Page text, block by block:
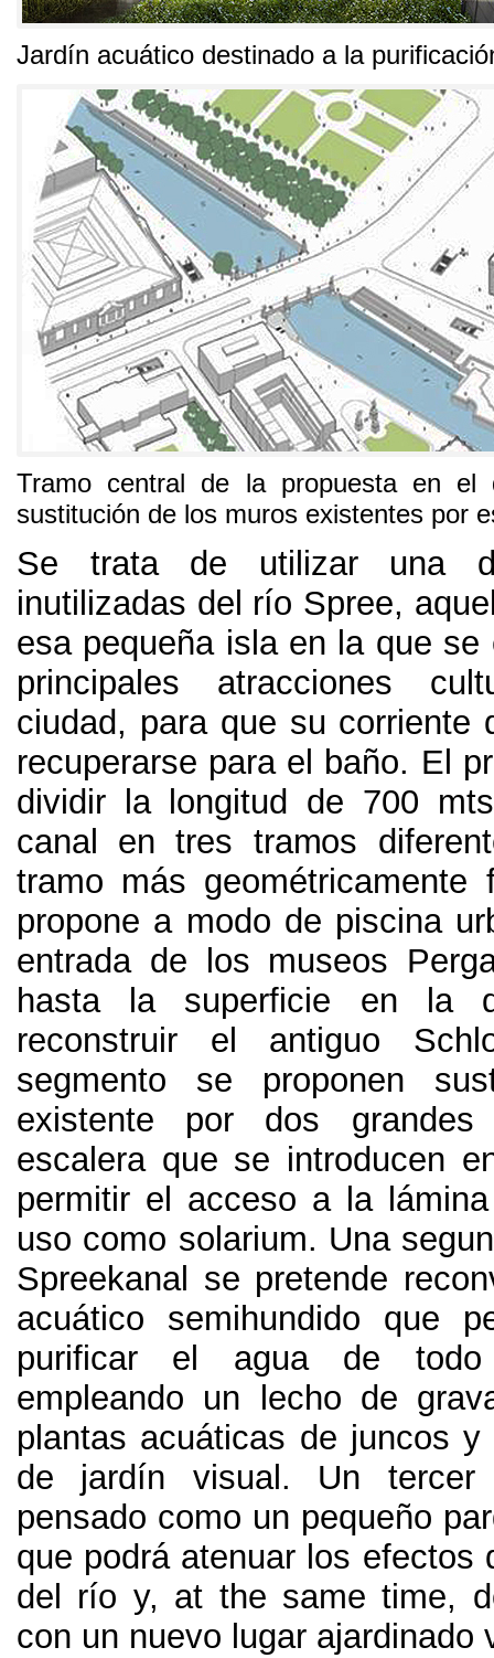
Jardín acuático destinado a la
Tramo central de la propuesta en
sustitución de los muros existentes por
Se trata de utilizar una
inutilizadas del río Spree,
esa pequeña isla en la que se
principales atracciones
ciudad, para que su corriente
recuperarse para el baño. El
dividir la longitud de 700 mts
canal en tres tramos
tramo más geométricamente
propone a modo de piscina
entrada de los museos
hasta la superficie en la
reconstruir el antiguo
segmento se proponen
existente por dos grandes
escalera que se introducen
permitir el acceso a la
uso como solarium. Una
Spreekanal se pretende
acuático semihundido que
purificar el agua de
empleando un lecho de
plantas acuáticas de juncos
de jardín visual . Un
pensado como un pequeño
que podrá atenuar los efectos
del río y, at the same time,
con un nuevo lugar ajardinado